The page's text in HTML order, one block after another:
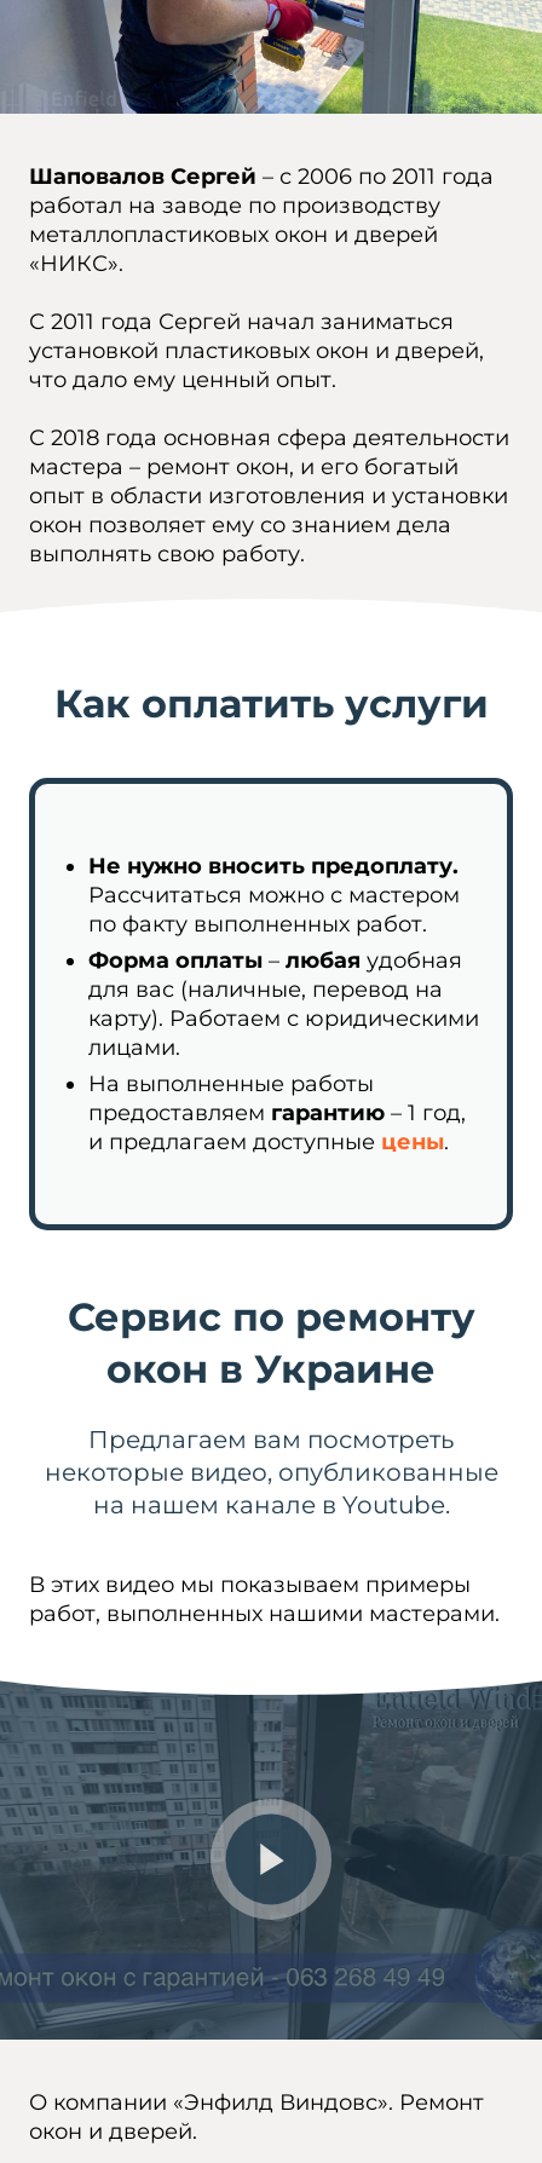
Шаповалов Сергей – с 2006 по 2011 года
работал на заводе по производству
металлопластиковых окон и дверей
«НИКС».
С 2011 года Сергей начал заниматься
установкой пластиковых окон и дверей,
что дало ему ценный опыт.
С 2018 года основная сфера деятельности
мастера – ремонт окон, и его богатый
опыт в области изготовления и установки
окон позволяет ему со знанием дела
выполнять свою работу.
Как оплатить услуги
Не нужно вносить предоплату.
Рассчитаться можно с мастером
по факту выполненных работ.
Форма оплаты – любая удобная
для вас (наличные, перевод на
карту). Работаем с юридическими
лицами.
На выполненные работы
предоставляем гарантию – 1 год,
и предлагаем доступные цены.
Сервис по ремонту
окон в Украине
Предлагаем вам посмотреть
некоторые видео, опубликованные
на нашем канале в Youtube.
В этих видео мы показываем примеры
работ, выполненных нашими мастерами.
О компании «Энфилд Виндовс». Ремонт
окон и дверей.